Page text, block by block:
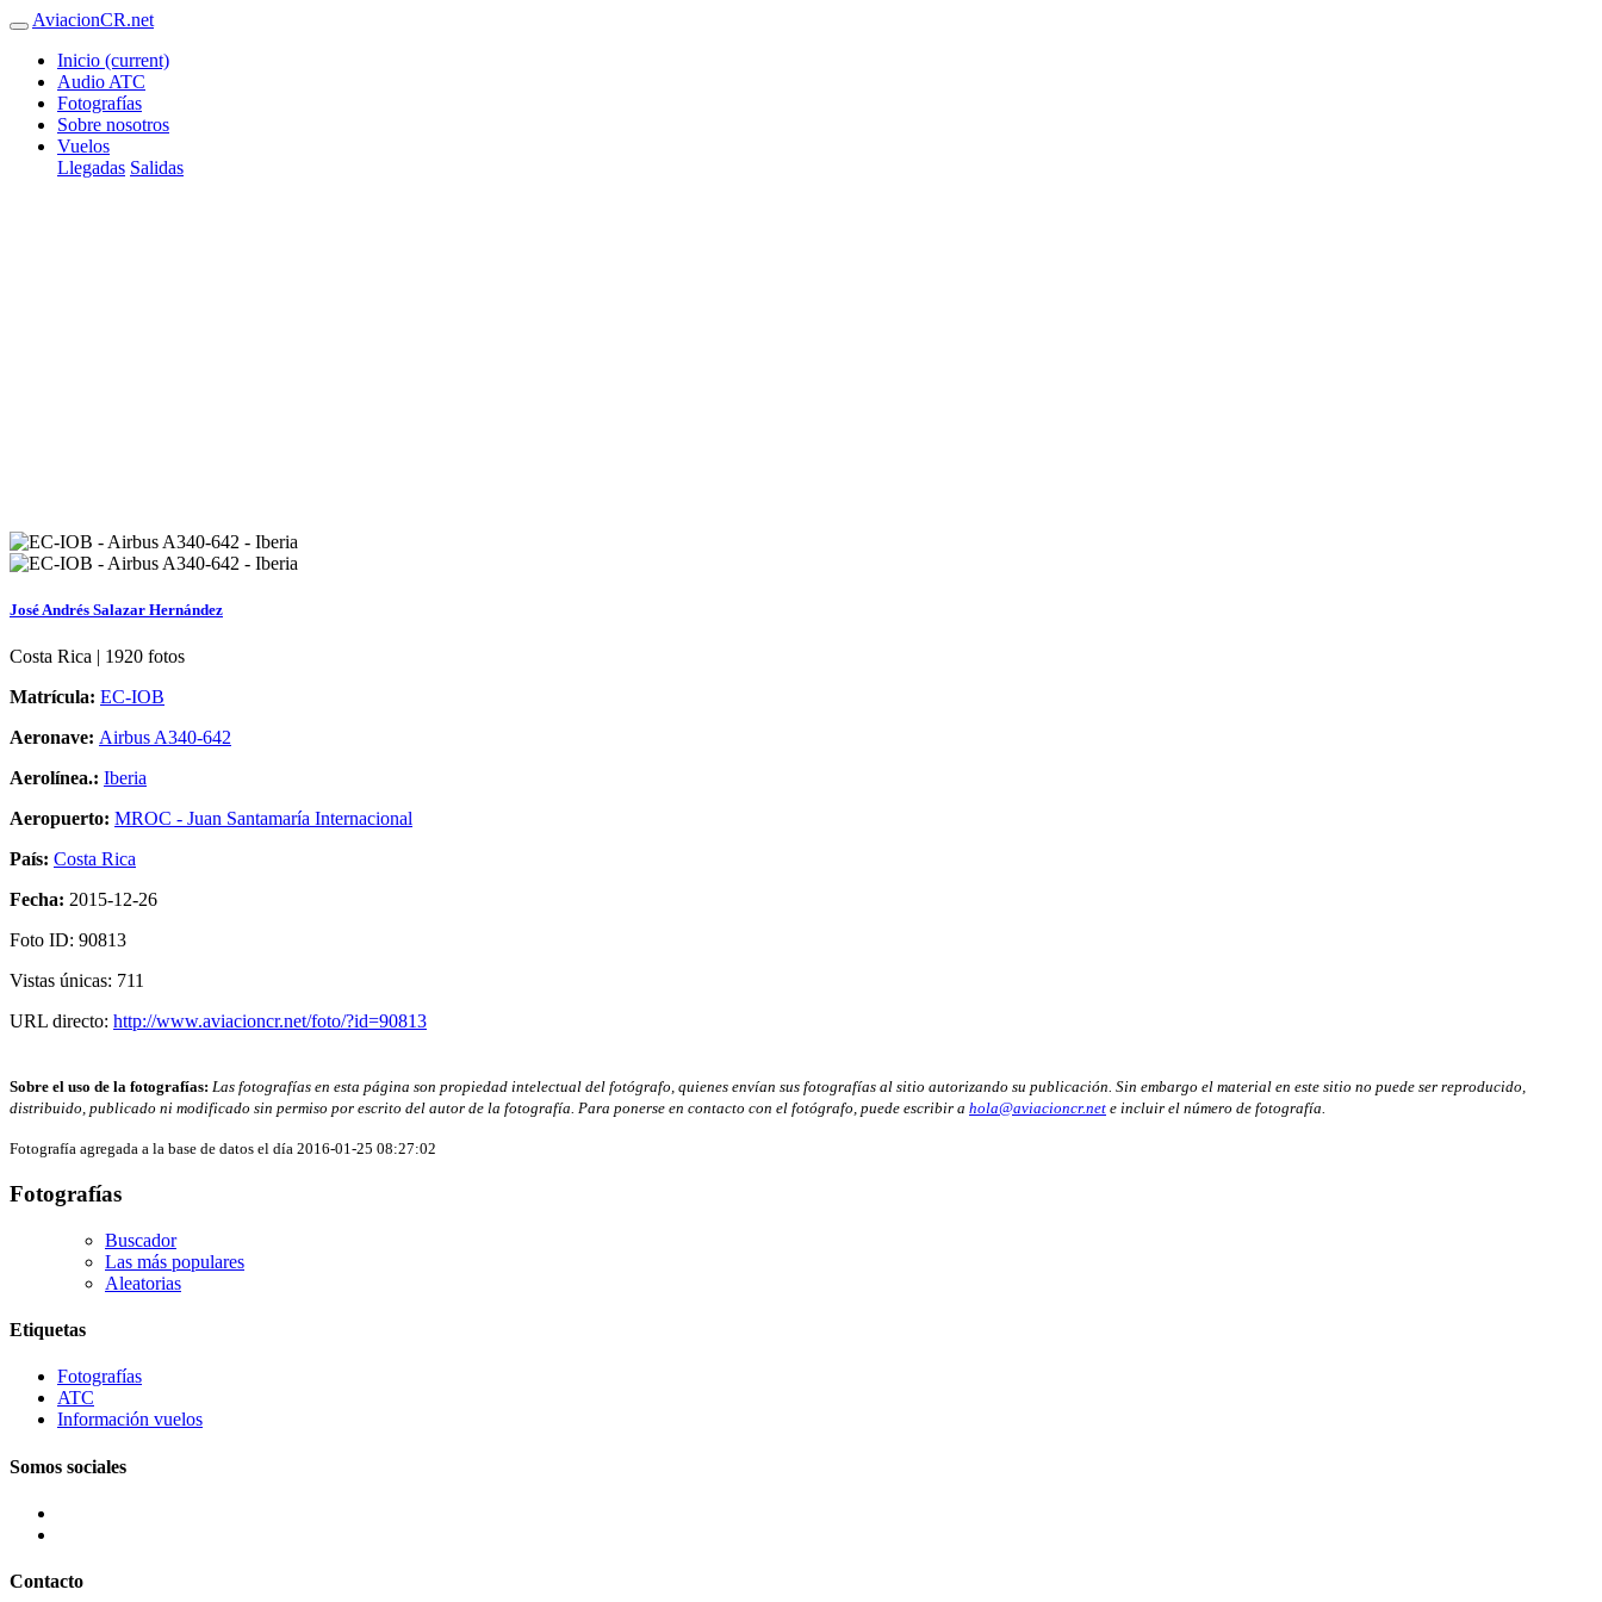
AviacionCR.net
Inicio (current)
Audio ATC
Fotografías
Sobre nosotros
Vuelos
Llegadas Salidas
José Andrés Salazar Hernández
Costa Rica | 1920 fotos
Matrícula: EC-IOB
Aeronave: Airbus A340-642
Aerolínea.: Iberia
Aeropuerto: MROC - Juan Santamaría Internacional
País: Costa Rica
Fecha: 2015-12-26
Foto ID: 90813
Vistas únicas: 711
URL directo: http://www.aviacioncr.net/foto/?id=90813
Sobre el uso de la fotografías: Las fotografías en esta página son propiedad intelectual del fotógrafo, quienes envían sus fotografías al sitio autorizando su publicación. Sin embargo el material en este sitio no puede ser reproducido,
distribuido, publicado ni modificado sin permiso por escrito del autor de la fotografía. Para ponerse en contacto con el fotógrafo, puede escribir a hola@aviacioncr.net e incluir el número de fotografía.
Fotografía agregada a la base de datos el día 2016-01-25 08:27:02
Fotografías
Buscador
Las más populares
Aleatorias
Etiquetas
Fotografías
ATC
Información vuelos
Somos sociales
Contacto